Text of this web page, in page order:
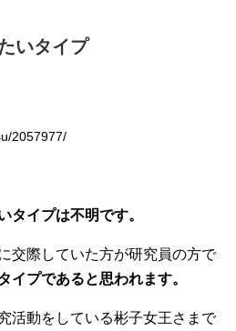
いタイプ
2057977/
タイプは不明です。
交際していた方が研究員の方で
イプであると思われます。
活動をしている彬子女王さまで